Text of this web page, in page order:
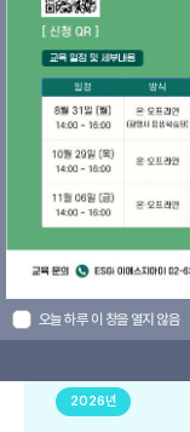
상시과정
500,000원
Special
기업 맞춤형 교
자세히보기arrow_right_alt
2026년
오늘 하루 이 창을 열지 않음